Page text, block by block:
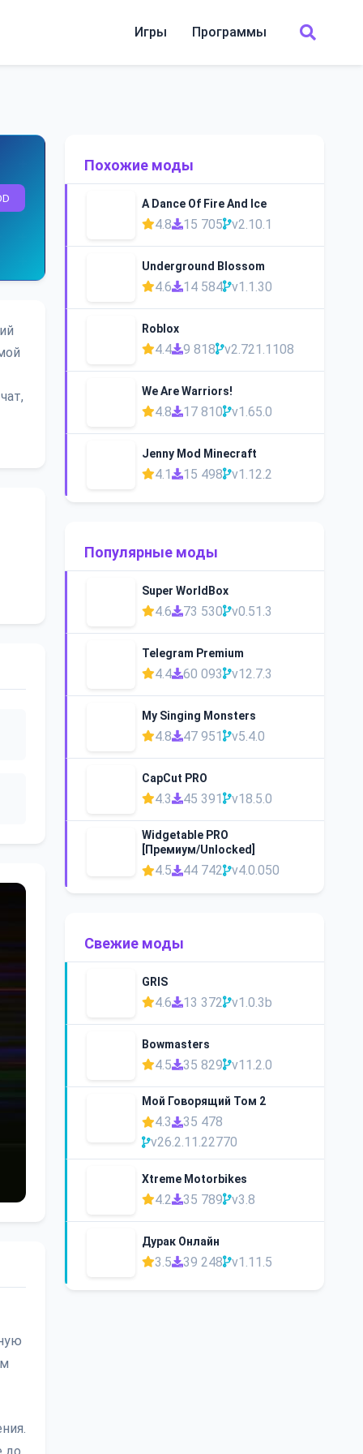
Игры Программы
до
Похожие моды
A Dance Of Fire And Ice
4.8 15 705 v2.10.1
Underground Blossom
4.6 14 584 v1.1.30
Roblox
4.4 9 818 v2.721.1108
We Are Warriors!
4.8 17 810 v1.65.0
Jenny Mod Minecraft
4.1 15 498 v1.12.2
Популярные моды
Super WorldBox
4.6 73 530 v0.51.3
Telegram Premium
4.4 60 093 v12.7.3
My Singing Monsters
4.8 47 951 v5.4.0
CapCut PRO
4.3 45 391 v18.5.0
Widgetable PRO
[Премиум/Unlocked]
4.5 44 742 v4.0.050
Свежие моды
GRIS
4.6 13 372 v1.0.3b
Bowmasters
4.5 35 829 v11.2.0
Мой Говорящий Том 2
4.3
35 478
v26.2.11.22770
Xtreme Motorbikes
4.2 35 789 v3.8
Дурак Онлайн
3.5 39 248 v1.11.5